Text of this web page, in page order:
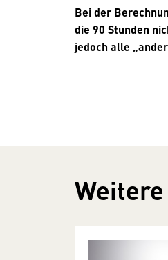
Bei der
die 90 Stunden
jedoch alle